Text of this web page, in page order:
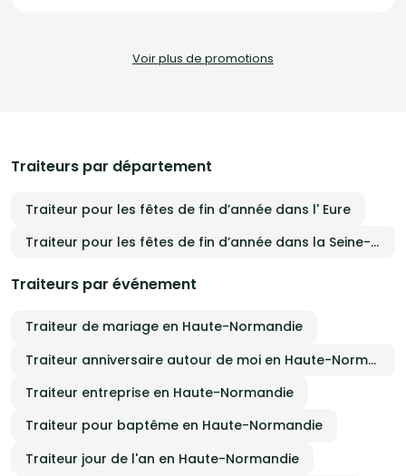
Voir plus de promotions
Traiteurs par département
Traiteur pour les fêtes de fin d’année dans l' Eure
Traiteur pour les fêtes de fin d’année dans la Seine-Maritime
Traiteurs par événement
Traiteur de mariage en Haute-Normandie
Traiteur anniversaire autour de moi en Haute-Normandie
Traiteur entreprise en Haute-Normandie
Traiteur pour baptême en Haute-Normandie
Traiteur jour de l'an en Haute-Normandie